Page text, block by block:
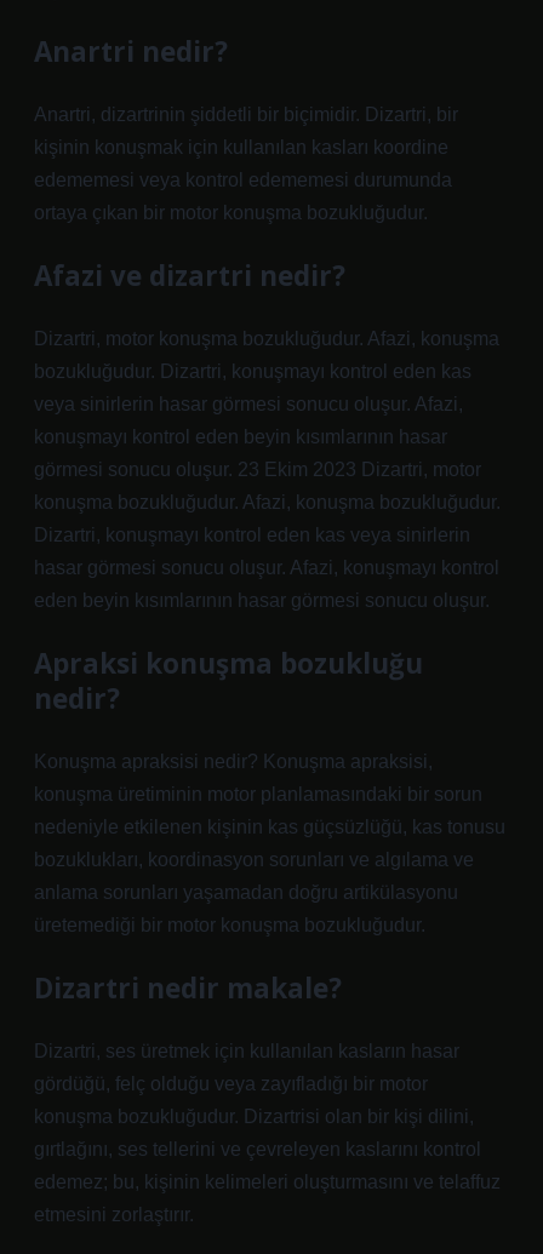
Anartri nedir?
Anartri, dizartrinin şiddetli bir biçimidir. Dizartri, bir
kişinin konuşmak için kullanılan kasları koordine
edememesi veya kontrol edememesi durumunda
ortaya çıkan bir motor konuşma bozukluğudur.
Afazi ve dizartri nedir?
Dizartri, motor konuşma bozukluğudur. Afazi, konuşma
bozukluğudur. Dizartri, konuşmayı kontrol eden kas
veya sinirlerin hasar görmesi sonucu oluşur. Afazi,
konuşmayı kontrol eden beyin kısımlarının hasar
görmesi sonucu oluşur. 23 Ekim 2023 Dizartri, motor
konuşma bozukluğudur. Afazi, konuşma bozukluğudur.
Dizartri, konuşmayı kontrol eden kas veya sinirlerin
hasar görmesi sonucu oluşur. Afazi, konuşmayı kontrol
eden beyin kısımlarının hasar görmesi sonucu oluşur.
Apraksi konuşma bozukluğu
nedir?
Konuşma apraksisi nedir? Konuşma apraksisi,
konuşma üretiminin motor planlamasındaki bir sorun
nedeniyle etkilenen kişinin kas güçsüzlüğü, kas tonusu
bozuklukları, koordinasyon sorunları ve algılama ve
anlama sorunları yaşamadan doğru artikülasyonu
üretemediği bir motor konuşma bozukluğudur.
Dizartri nedir makale?
Dizartri, ses üretmek için kullanılan kasların hasar
gördüğü, felç olduğu veya zayıfladığı bir motor
konuşma bozukluğudur. Dizartrisi olan bir kişi dilini,
gırtlağını, ses tellerini ve çevreleyen kaslarını kontrol
edemez; bu, kişinin kelimeleri oluşturmasını ve telaffuz
etmesini zorlaştırır.